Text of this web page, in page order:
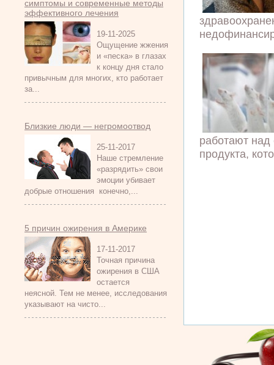
симптомы и современные методы
эффективного лечения
19-11-2025
Ощущение жжения
и «песка» в глазах
к концу дня стало
привычным для многих, кто работает
за...
Близкие люди — негромоотвод
25-11-2017
Наше стремление
«разрядить» свои
эмоции убивает
добрые отношения конечно,...
5 причин ожирения в Америке
17-11-2017
Точная причина
ожирения в США
остается
неясной. Тем не менее, исследования
указывают на чисто...
работают над
продукта,